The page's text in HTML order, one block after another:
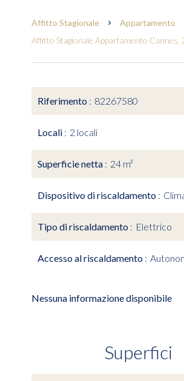
Affitto Stagionale
Appartamento
Affitto Stagionale Appartamento Cannes,
Riferimento 82267580
Locali 2 locali
Superficie netta 24 m²
Dispositivo di riscaldamento
Tipo di riscaldamento Elettrico
Accesso al riscaldamento
Nessuna informazione disponibile
Superfici